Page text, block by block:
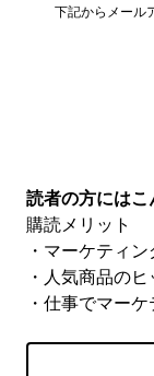
下記からメール
読者の方にはこ
購読メリット
・マーケティ
・人気商品の
・仕事でマー